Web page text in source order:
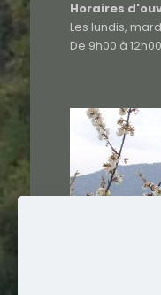
Horaires
Les lundis,
De 9h00 à